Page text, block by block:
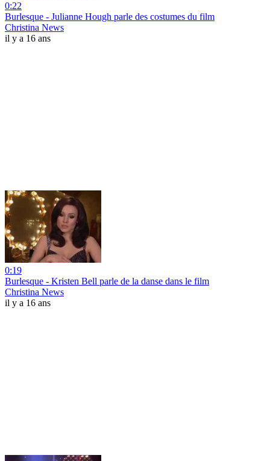
0:22
Burlesque - Julianne Hough parle des costumes du film
Christina News
il y a 16 ans
0:19
Burlesque - Kristen Bell parle de la danse dans le film
Christina News
il y a 16 ans